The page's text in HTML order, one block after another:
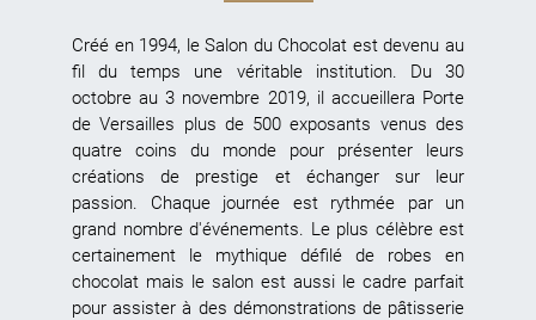
Créé en 1994, le Salon du Chocolat est devenu au
fil du temps une véritable institution. Du 30
octobre au 3 novembre 2019, il accueillera Porte
de Versailles plus de 500 exposants venus des
quatre coins du monde pour présenter leurs
créations de prestige et échanger sur leur
passion. Chaque journée est rythmée par un
grand nombre d'événements. Le plus célèbre est
certainement le mythique défilé de robes en
chocolat mais le salon est aussi le cadre parfait
pour assister à des démonstrations de pâtisserie